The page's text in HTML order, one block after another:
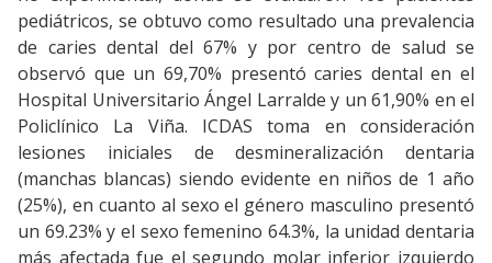
pediátricos, se obtuvo como resultado una prevalencia
de caries dental del 67% y por centro de salud se
observó que un 69,70% presentó caries dental en el
Hospital Universitario Ángel Larralde y un 61,90% en el
Policlínico La Viña. ICDAS toma en consideración
lesiones iniciales de desmineralización dentaria
(manchas blancas) siendo evidente en niños de 1 año
(25%), en cuanto al sexo el género masculino presentó
un 69.23% y el sexo femenino 64.3%, la unidad dentaria
más afectada fue el segundo molar inferior izquierdo